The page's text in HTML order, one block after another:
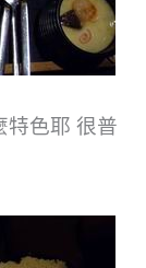
特色耶 很普